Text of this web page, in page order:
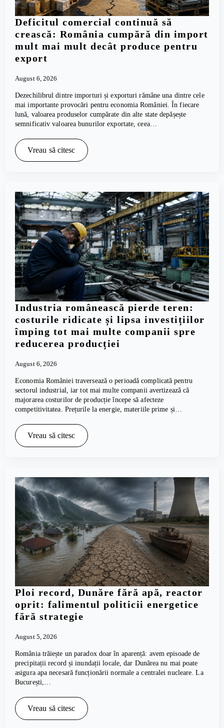
Deficitul comercial continuă să
crească: România cumpără din import
mult mai mult decât produce pentru
export
August 6, 2026
Dezechilibrul dintre importuri și exporturi rămâne una dintre cele
mai importante provocări pentru economia României. În fiecare
lună, valoarea produselor cumpărate din alte state depășește
semnificativ valoarea bunurilor exportate, ceea…
Vreau să citesc
Industria românească pierde teren:
costurile ridicate și lipsa investițiilor
împing tot mai multe companii spre
reducerea producției
August 6, 2026
Economia României traversează o perioadă complicată pentru
sectorul industrial, iar tot mai multe companii avertizează că
majorarea costurilor de producție începe să afecteze
competitivitatea. Prețurile la energie, materiile prime și…
Vreau să citesc
Ploi record, Dunăre fără apă, reactor
oprit: falimentul politicii energetice
fără strategie
August 5, 2026
România trăiește un paradox doar în aparență: avem episoade de
precipitații record și inundații locale, dar Dunărea nu mai poate
asigura apa necesară funcționării normale a centralei nucleare. La
București,…
Vreau să citesc